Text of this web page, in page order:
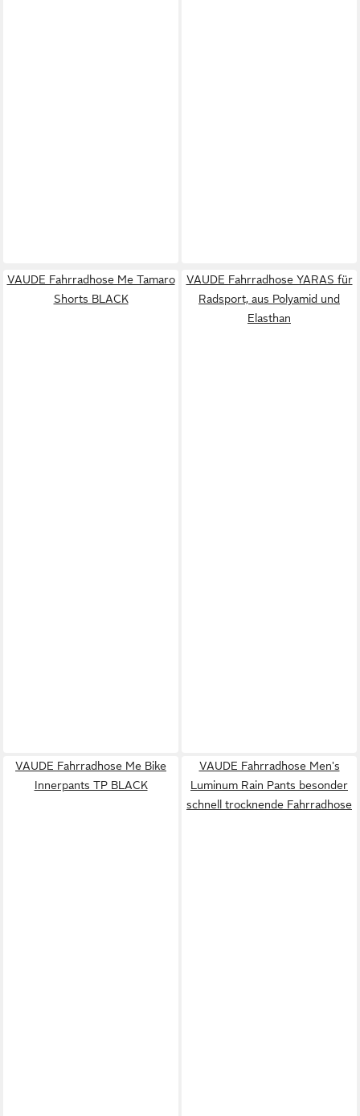
VAUDE Fahrradhose Me Tamaro
Shorts BLACK
VAUDE Fahrradhose YARAS für
Radsport, aus Polyamid und
Elasthan
VAUDE Fahrradhose Me Bike
Innerpants TP BLACK
VAUDE Fahrradhose Men's
Luminum Rain Pants besonder
schnell trocknende Fahrradhose